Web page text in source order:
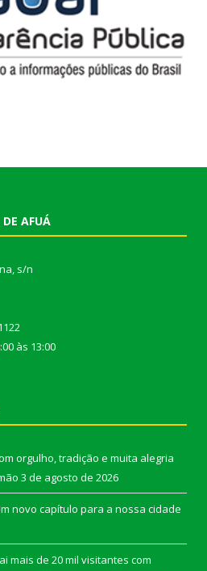
AFUÁ
s/n
às 13:00
orgulho, tradição e muita alegria
3 de agosto de 2026
novo capítulo para a nossa cidade
mais de 20 mil visitantes com